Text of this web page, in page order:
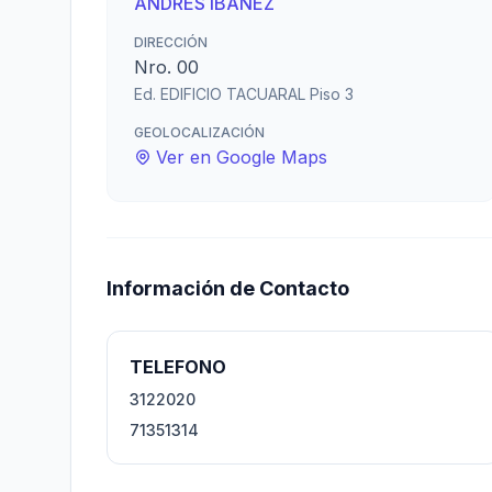
DIRECCIÓN
Nro. 00
Ed. EDIFICIO TACUARAL Piso 3
GEOLOCALIZACIÓN
Ver en Google Maps
Información de Contacto
TELEFONO
3122020
71351314